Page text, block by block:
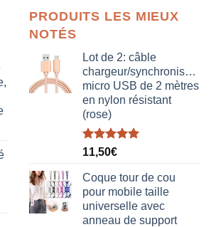
PRODUITS LES MIEUX
NOTÉS
Lot de 2: câble
chargeur/synchronisation
micro USB de 2 mètres
en nylon résistant
(rose)
Note5.00
sur 5
11,50€
Coque tour de cou
pour mobile taille
universelle avec
anneau de support